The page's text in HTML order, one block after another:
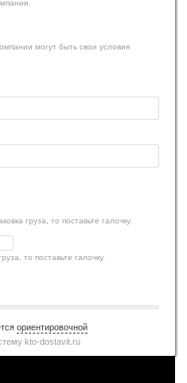
могут быть свои условия
груза, то поставьте галочку.
то поставьте галочку.
ориентировочной
kto-dostavit.ru